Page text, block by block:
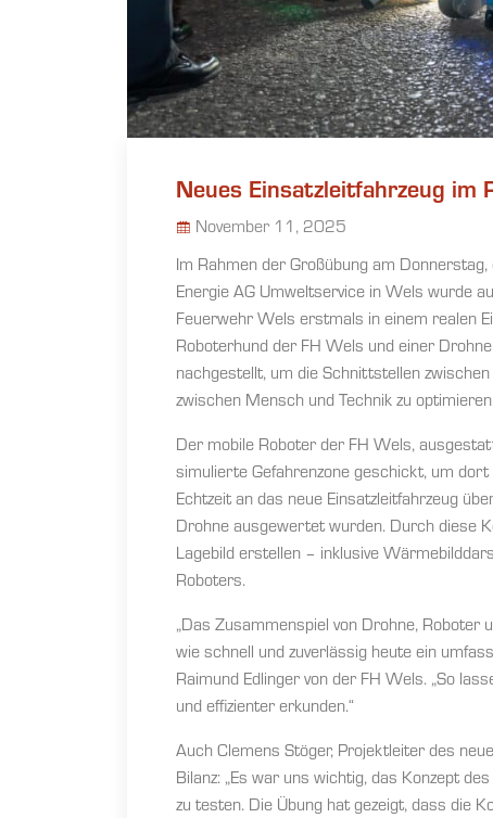
Neues Einsatzleitfahrzeug im
November 11, 2025
Im Rahmen der Großübung am
Energie AG Umweltservice in Wels wurde
Feuerwehr Wels erstmals in einem realen
Roboterhund der FH Wels und einer
nachgestellt, um die Schnittstellen
zwischen Mensch und Technik zu
Der mobile Roboter der FH Wels,
simulierte Gefahrenzone geschickt, um
Echtzeit an das neue Einsatzleitfahrzeug
Drohne ausgewertet wurden. Durch diese
Lagebild erstellen – inklusive
Roboters.
„Das Zusammenspiel von Drohne, Roboter
wie schnell und zuverlässig heute ein
Raimund Edlinger von der FH Wels. „So
und effizienter erkunden.“
Auch Clemens Stöger, Projektleiter des
Bilanz: „Es war uns wichtig, das Konzept
zu testen. Die Übung hat gezeigt, dass die